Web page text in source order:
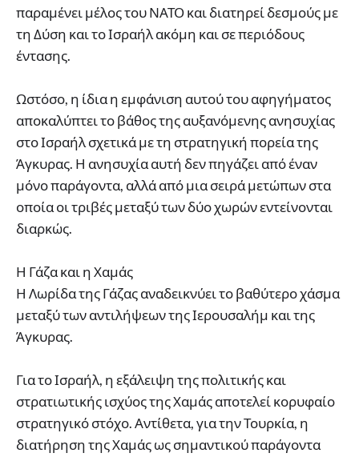
παραμένει μέλος του ΝΑΤΟ και διατηρεί δεσμούς με
τη Δύση και το Ισραήλ ακόμη και σε περιόδους
έντασης.
Ωστόσο, η ίδια η εμφάνιση αυτού του αφηγήματος
αποκαλύπτει το βάθος της αυξανόμενης ανησυχίας
στο Ισραήλ σχετικά με τη στρατηγική πορεία της
Άγκυρας. Η ανησυχία αυτή δεν πηγάζει από έναν
μόνο παράγοντα, αλλά από μια σειρά μετώπων στα
οποία οι τριβές μεταξύ των δύο χωρών εντείνονται
διαρκώς.
Η Γάζα και η Χαμάς
Η Λωρίδα της Γάζας αναδεικνύει το βαθύτερο χάσμα
μεταξύ των αντιλήψεων της Ιερουσαλήμ και της
Άγκυρας.
Για το Ισραήλ, η εξάλειψη της πολιτικής και
στρατιωτικής ισχύος της Χαμάς αποτελεί κορυφαίο
στρατηγικό στόχο. Αντίθετα, για την Τουρκία, η
διατήρηση της Χαμάς ως σημαντικού παράγοντα